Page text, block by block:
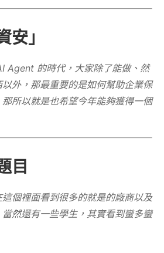
安」
Agent 的時代，大家除了能做、然
外，那最重要的是如何幫助企業保
所以就是也希望今年能夠獲得一個
目
個裡面看到很多的就是的廠商以及
然還有一些學生，其實看到蠻多蠻